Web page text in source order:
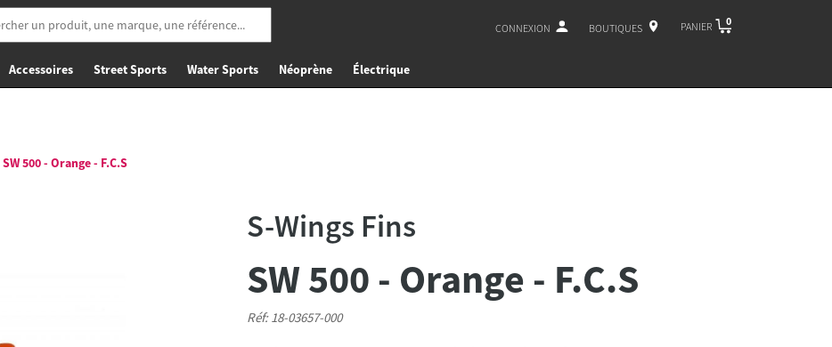
CONNEXION BOUTIQUES PANIER 0
Accessoires Street Sports Water Sports Néoprène Électrique
SW 500 - Orange - F.C.S
S-Wings Fins
SW 500 - Orange - F.C.S
Réf: 18-03657-000